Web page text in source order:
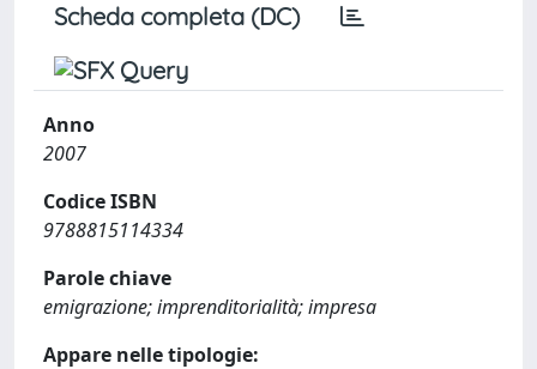
Scheda completa (DC)
Anno
2007
Codice ISBN
9788815114334
Parole chiave
emigrazione; imprenditorialità; impresa
Appare nelle tipologie: